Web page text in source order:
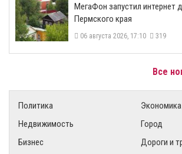
МегаФон запустил интернет
Пермского края
06 августа 2026, 17:10 319
Все
Политика
Экономика
Недвижимость
Город
Бизнес
Дороги и